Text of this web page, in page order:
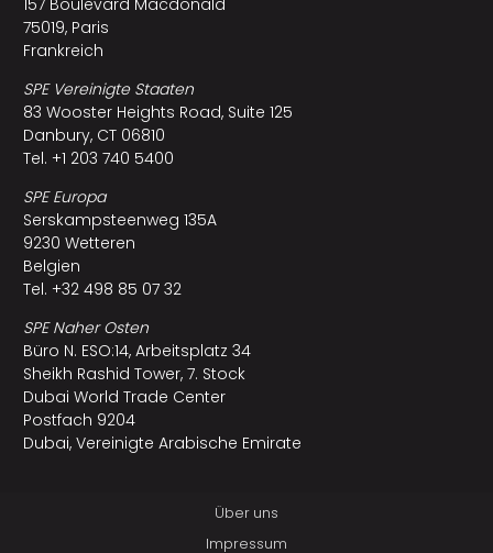
157 Boulevard Macdonald
75019, Paris
Frankreich
SPE Vereinigte Staaten
83 Wooster Heights Road, Suite 125
Danbury, CT 06810
Tel. +1 203 740 5400
SPE Europa
Serskampsteenweg 135A
9230 Wetteren
Belgien
Tel. +32 498 85 07 32
SPE Naher Osten
Büro N. ESO:14, Arbeitsplatz 34
Sheikh Rashid Tower, 7. Stock
Dubai World Trade Center
Postfach 9204
Dubai, Vereinigte Arabische Emirate
Über uns
Impressum